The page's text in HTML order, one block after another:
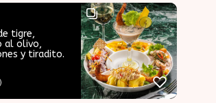
tigre,
al olivo,
y tiradito.